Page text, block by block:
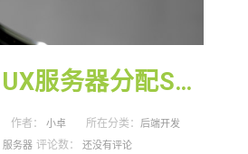
如何给LINUX服务器分配SWAP分区
作者： 小卓 所在分类： 后端开发
服务器 评论数： 还没有评论